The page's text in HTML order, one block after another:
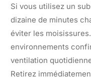
Si vous utilisez un
dizaine de minutes
éviter les
environnements
ventilation
Retirez